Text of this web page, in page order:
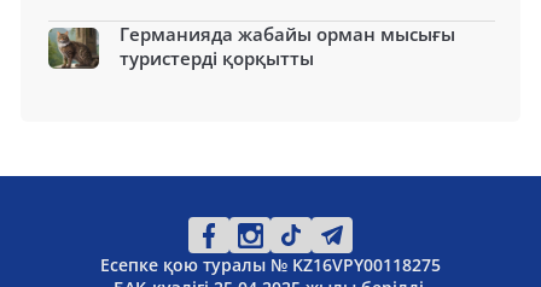
Германияда жабайы орман мысығы
туристерді қорқытты
Есепке қою туралы № KZ16VPY00118275